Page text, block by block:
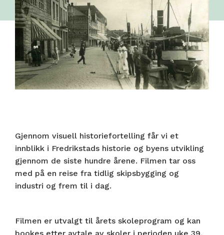
Gjennom visuell historiefortelling får vi et
innblikk i Fredrikstads historie og byens utvikling
gjennom de siste hundre årene. Filmen tar oss
med på en reise fra tidlig skipsbygging og
industri og frem til i dag.
Filmen er utvalgt til årets skoleprogram og kan